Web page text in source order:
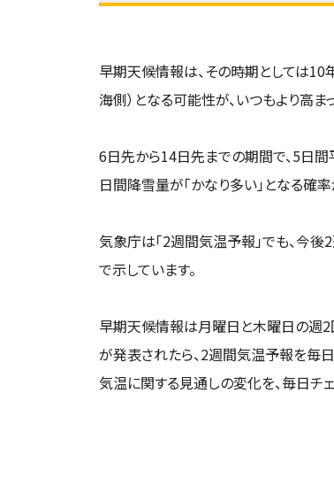
早期天候情報は、その時期としては
海側）となる可能性が、いつもより高
6日先から14日先までの期間で、5日間
日間降雪量が「かなり多い」となる確
気象庁は「2週間気温予報」でも、今後
で示しています。
早期天候情報は月曜日と木曜日の週2
が発表されたら、2週間気温予報を毎日
気温に関する見通しの変化を、毎日チ